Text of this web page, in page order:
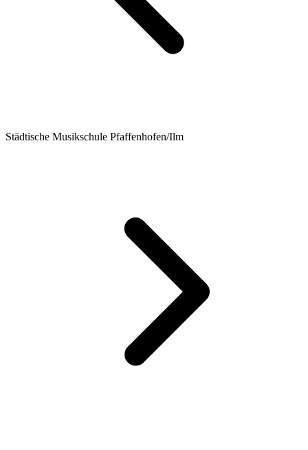
Städtische Musikschule Pfaffenhofen/Ilm